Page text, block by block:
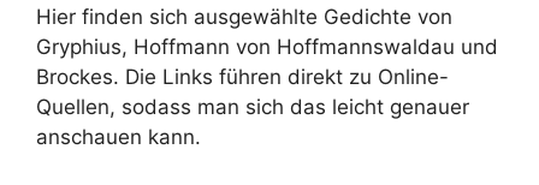
Hier finden sich ausgewählte Gedichte von
Gryphius, Hoffmann von Hoffmannswaldau und
Brockes. Die Links führen direkt zu Online-
Quellen, sodass man sich das leicht genauer
anschauen kann.